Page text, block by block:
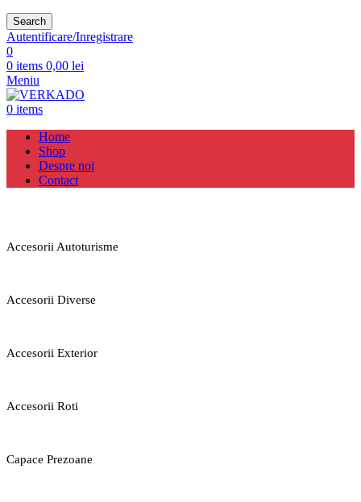
Search
Autentificare/Inregistrare
0
0 items 0,00 lei
Meniu
0 items
Home
Shop
Despre noi
Contact
Accesorii Autoturisme
Accesorii Diverse
Accesorii Exterior
Accesorii Roti
Capace Prezoane